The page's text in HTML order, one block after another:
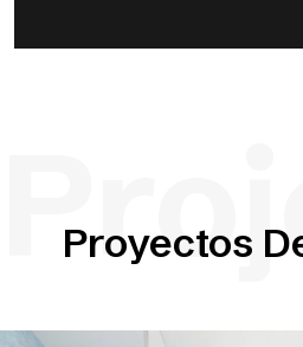
Proyectos